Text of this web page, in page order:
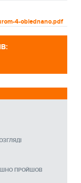
4-obiednano.pdf
ПРОЙШОВ